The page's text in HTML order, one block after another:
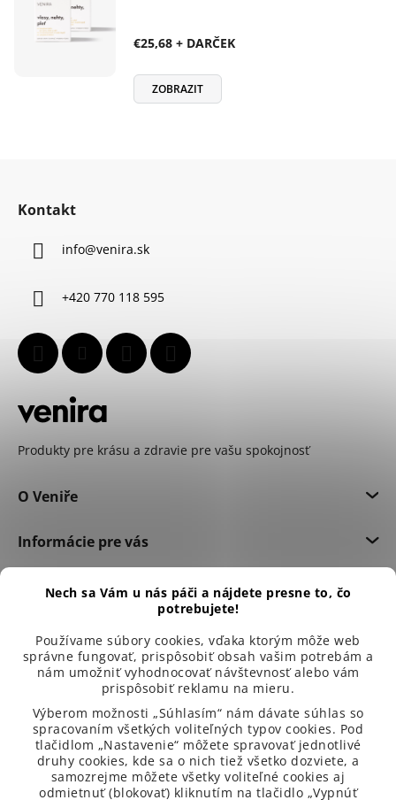
Nech sa Vám u nás páči a nájdete presne to, čo
potrebujete!
Používame súbory cookies, vďaka ktorým môže web
správne fungovať, prispôsobiť obsah vašim potrebám a
nám umožniť vyhodnocovať návštevnosť alebo vám
prispôsobiť reklamu na mieru.
Výberom možnosti „Súhlasím“ nám dávate súhlas so
spracovaním všetkých voliteľných typov cookies. Pod
tlačidlom „Nastavenie“ môžete spravovať jednotlivé
druhy cookies, kde sa o nich tiež všetko dozviete, a
samozrejme môžete všetky voliteľné cookies aj
odmietnuť (blokovať) kliknutím na tlačidlo „Vypnúť
€25,68 + DARČEK
ZOBRAZIT
Kontakt
info@venira.sk
+420 770 118 595
Produkty pre krásu a zdravie pre vašu spokojnosť
O Veniře
Informácie pre vás
Dôležité informácie